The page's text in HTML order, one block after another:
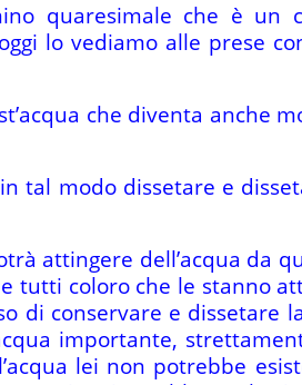
quaresimale che è un
lo vediamo alle prese
che diventa anche
tal modo dissetare e
attingere dell’acqua da
tutti coloro che le stanno
di conservare e dissetare
importante,
lei non potrebbe